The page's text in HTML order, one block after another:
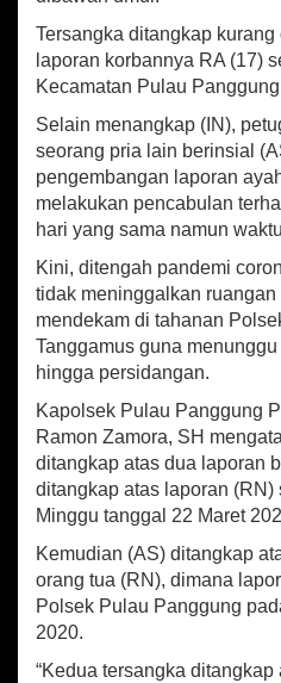
K
o
r
b
a
n
P
e
n
b
u
l
a
n
p
p
k
Tersangka ditangkap
laporan korbannya RA (17)
Kecamatan Pulau
Selain menangkap (IN),
seorang pria lain berinsial
pengembangan laporan
melakukan pencabulan
hari yang sama namun
Kini, ditengah pandemi
tidak meninggalkan ruangan
mendekam di tahanan
Tanggamus guna
hingga persidangan.
Kapolsek Pulau Panggung
Ramon Zamora, SH
ditangkap atas dua laporan
ditangkap atas laporan (RN)
Minggu tanggal 22 Maret
Kemudian (AS) ditangkap
orang tua (RN), dimana
Polsek Pulau Panggung
2020.
“Kedua tersangka